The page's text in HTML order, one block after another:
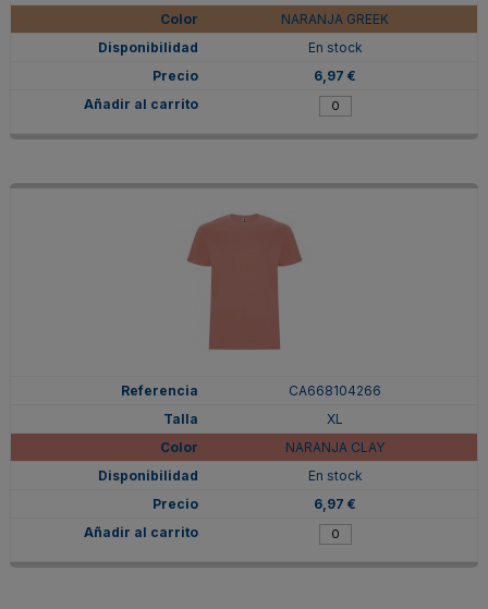
NARANJA GREEK
En stock
6,97 €
CA668104266
XL
NARANJA CLAY
En stock
6,97 €